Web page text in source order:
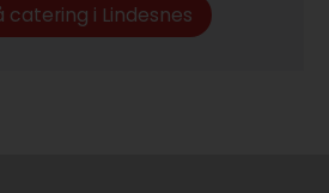
catering i Lindesnes